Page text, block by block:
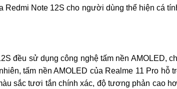
Redmi Note 12S cho người dùng thể hiện cá
đều sử dụng công nghệ tấm nền AMOLED,
tấm nền AMOLED của Realme 11 Pro hỗ
sắc tươi tắn chính xác, độ tương phản cao